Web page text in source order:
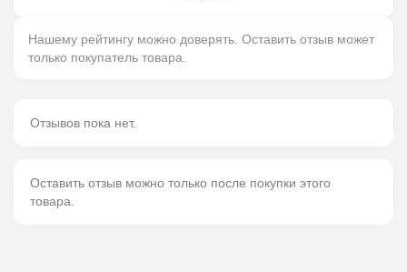
Нашему рейтингу можно доверять. Оставить отзыв может
только покупатель товара.
Отзывов пока нет.
Оставить отзыв можно только после покупки этого
товара.